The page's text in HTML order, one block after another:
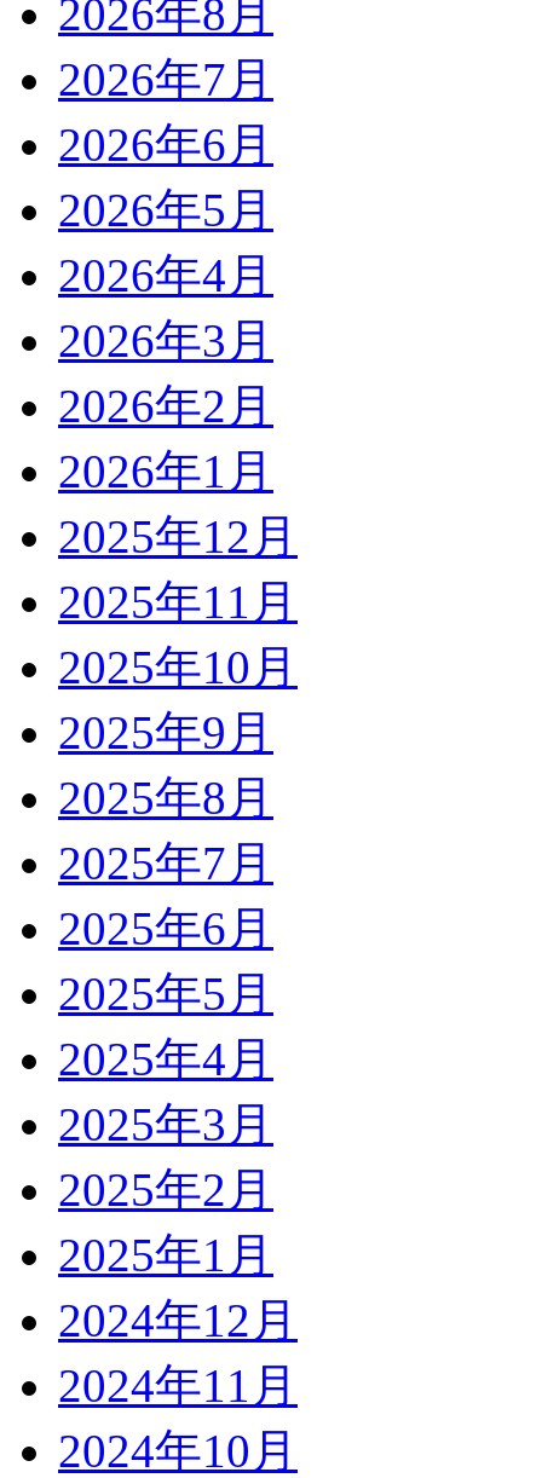
2026年8月
2026年7月
2026年6月
2026年5月
2026年4月
2026年3月
2026年2月
2026年1月
2025年12月
2025年11月
2025年10月
2025年9月
2025年8月
2025年7月
2025年6月
2025年5月
2025年4月
2025年3月
2025年2月
2025年1月
2024年12月
2024年11月
2024年10月